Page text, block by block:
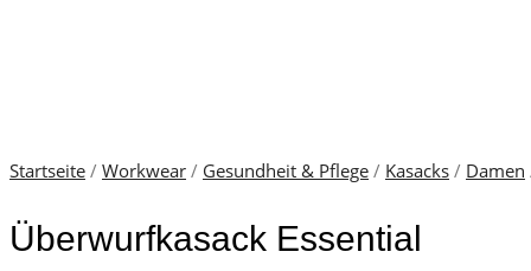
Startseite / Workwear / Gesundheit & Pflege / Kasacks / Damen
Überwurfkasack Essential